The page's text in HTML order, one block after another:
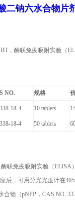
二钠六水合物片
， 酶联免疫吸附实验（
NO. 规格
18-4 10 tablets
18-4 50 tablets
联免疫吸附实验（ELISA
后，可用分光光度计在
合物（pNPP ， CAS NO.